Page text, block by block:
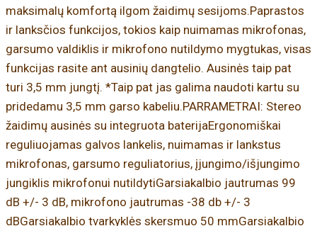
maksimalų komfortą ilgom žaidimų sesijoms.Paprastos
ir lanksčios funkcijos, tokios kaip nuimamas mikrofonas,
garsumo valdiklis ir mikrofono nutildymo mygtukas, visas
funkcijas rasite ant ausinių dangtelio. Ausinės taip pat
turi 3,5 mm jungtį. *Taip pat jas galima naudoti kartu su
pridedamu 3,5 mm garso kabeliu.PARRAMETRAI: Stereo
žaidimų ausinės su integruota baterijaErgonomiškai
reguliuojamas galvos lankelis, nuimamas ir lankstus
mikrofonas, garsumo reguliatorius, įjungimo/išjungimo
jungiklis mikrofonui nutildytiGarsiakalbio jautrumas 99
dB +/- 3 dB, mikrofono jautrumas -38 db +/- 3
dBGarsiakalbio tvarkyklės skersmuo 50 mmGarsiakalbio